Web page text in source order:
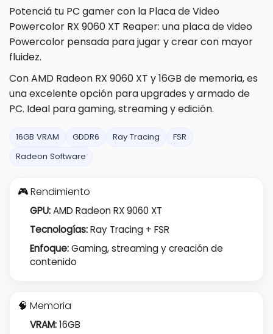
Potenciá tu PC gamer con la Placa de Video
Powercolor RX 9060 XT Reaper: una placa de video
Powercolor pensada para jugar y crear con mayor
fluidez.
Con AMD Radeon RX 9060 XT y 16GB de memoria, es
una excelente opción para upgrades y armado de
PC. Ideal para gaming, streaming y edición.
16GB VRAM GDDR6 Ray Tracing
FSR
Radeon Software
🎮 Rendimiento
GPU:AMD Radeon RX 9060 XT
Tecnologías:Ray Tracing + FSR
Enfoque:Gaming, streaming y creación de
contenido
🧠 Memoria
VRAM:16GB